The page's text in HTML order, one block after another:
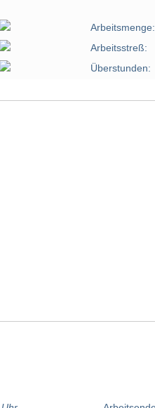
Arbeitsmenge:
Arbeitsstreß:
Überstunden: